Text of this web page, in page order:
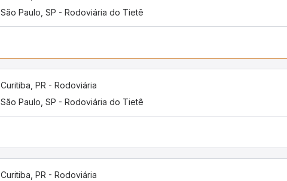
São Paulo, SP - Rodoviária do Tietê
Curitiba, PR - Rodoviária
São Paulo, SP - Rodoviária do Tietê
Curitiba, PR - Rodoviária